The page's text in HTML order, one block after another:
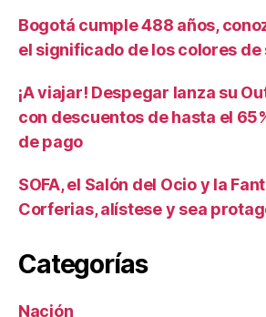
Bogotá cumple 488 años,
el significado de los colores de
¡A viajar! Despegar lanza su
con descuentos de hasta el
de pago
SOFA, el Salón del Ocio y la
Corferias, alístese y sea
Categorías
Nación